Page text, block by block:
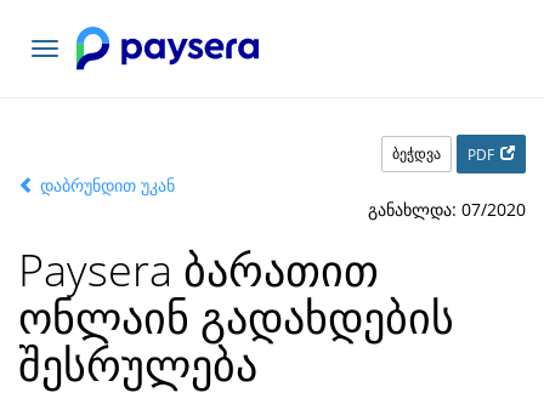
ნავიგაციის
გადართვა
ბეჭდვა PDF
დაბრუნდით უკან
განახლდა: 07/2020
Paysera ბარათით
ონლაინ გადახდების
შესრულება